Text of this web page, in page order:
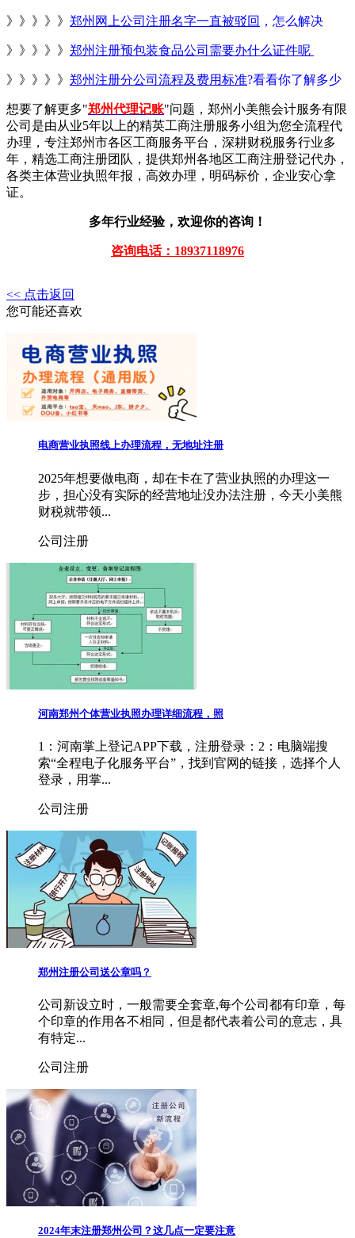
》》》》》 郑州网上公司注册名字一直被驳回 ，怎么解决
》》》》》 郑州注册预包装食品公司需要办什么证件呢
》》》》》 郑州注册分公司流程及费用标准?看看你了解多少
想要了解更多"郑州代理记账"问题，郑州小美熊会计服务有限
公司是由从业5年以上的精英工商注册服务小组为您全流程代
办理，专注郑州市各区工商服务平台，深耕财税服务行业多
年，精选工商注册团队，提供郑州各地区工商注册登记代办，
各类主体营业执照年报，高效办理，明码标价，企业安心拿
证。
多年行业经验，欢迎你的咨询！
咨询电话：18937118976
<< 点击返回
您可能还喜欢
电商营业执照线上办理流程，无地址注册
2025年想要做电商，却在卡在了营业执照的办理这一
步，担心没有实际的经营地址没办法注册，今天小美熊
财税就带领...
公司注册
河南郑州个体营业执照办理详细流程，照
1：河南掌上登记APP下载，注册登录：2：电脑端搜
索“全程电子化服务平台”，找到官网的链接，选择个人
登录，用掌...
公司注册
郑州注册公司送公章吗？
公司新设立时，一般需要全套章,每个公司都有印章，每
个印章的作用各不相同，但是都代表着公司的意志，具
有特定...
公司注册
2024年末注册郑州公司？这几点一定要注意